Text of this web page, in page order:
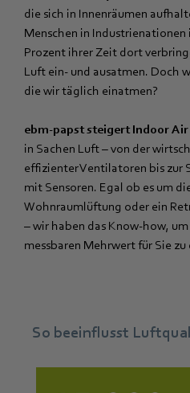
die sich in Innenräumen
Menschen in
Prozent ihrer Zeit dort
Luft ein- und ausatmen. Doch
die wir täglich einatmen?
ebm‑papst steigert Indoor
in Sachen Luft – von der
effizienter Ventilatoren bis zur
mit Sensoren. Egal ob es um
Wohnraumlüftung oder ein
– wir haben das Know-how,
messbaren Mehrwert für Sie zu
So beeinflusst